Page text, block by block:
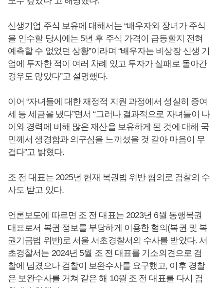
신생기업 주식 보유에 대해서는 “배우자와 장녀가 주식
을 인수할 당시에는 5년 후 주식 가격이 급등할지 전혀
예측할 수 없었던 상황”이라며 “배우자는 비상장 신생 기
업에 투자한 적이 여러 차례 있고 투자가 실패로 돌아간
경우도 많았다”고 설명했다.
이어 “자녀들에 대한 재정적 지원 과정에서 성실히 증여
세 등 세금을 냈다”면서 “그러나 결과적으로 자녀들이 나
이와 경력에 비해 많은 재산을 보유하게 된 것에 대해 국
민께서 생경함과 의구심을 느끼셨을 것 같아 마음이 무
겁다”고 밝혔다.
조 전 대표는 2025년 현재 복권법 위반 혐의로 검찰의 수
사도 받고 있다.
언론보도에 따르면 조 전 대표는 2023년 6월 동행복권
대표로서 복권 정보를 부당하게 이용한 혐의(복권 및 복
권기금법 위반)로 서울 서초경찰서의 수사를 받았다. 서
초경찰서는 2024년 5월 조 전 대표를 기소의견으로 검
찰에 넘겼으나 검찰이 보완수사를 요구했고, 이후 경찰
은 보완수사를 거쳐 같은 해 10월 조 전 대표를 다시 검